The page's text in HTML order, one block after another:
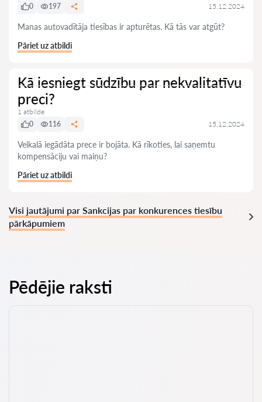
0
197 15.12.2024
Manas autovadītāja tiesības ir apturētas. Kā tās var atgūt?
Pāriet uz atbildi
Kā iesniegt sūdzību par nekvalitatīvu
preci?
1 atbilde
0
116 15.12.2024
Veikalā iegādāta prece ir bojāta. Kā rīkoties, lai saņemtu
kompensāciju vai maiņu?
Pāriet uz atbildi
Visi jautājumi par Sankcijas par konkurences tiesību
pārkāpumiem
Pēdējie raksti